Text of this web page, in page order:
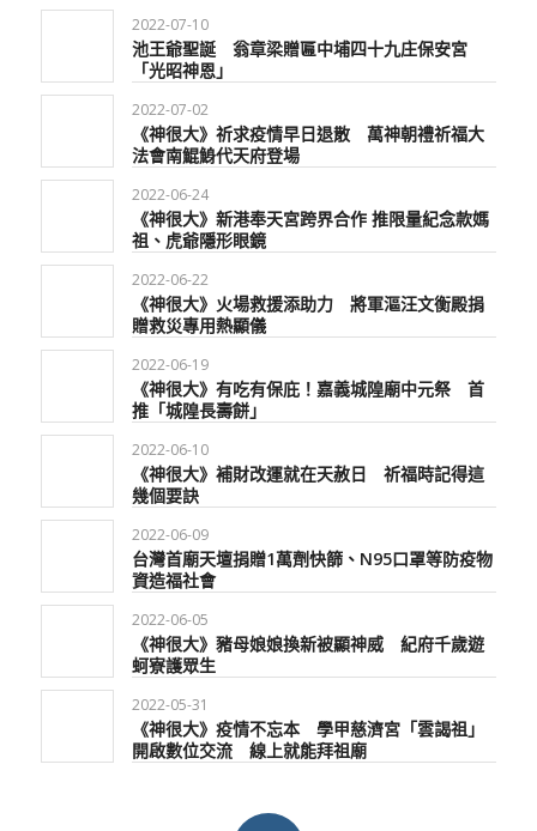
2022-07-10
池王爺聖誕 翁章梁贈匾中埔四十九庄保安宮
「光昭神恩」
2022-07-02
《神很大》祈求疫情早日退散 萬神朝禮祈福大
法會南鯤鯓代天府登場
2022-06-24
《神很大》新港奉天宮跨界合作 推限量紀念款媽
祖、虎爺隱形眼鏡
2022-06-22
《神很大》火場救援添助力 將軍漚汪文衡殿捐
贈救災專用熱顯儀
2022-06-19
《神很大》有吃有保庇！嘉義城隍廟中元祭 首
推「城隍長壽餅」
2022-06-10
《神很大》補財改運就在天赦日 祈福時記得這
幾個要訣
2022-06-09
台灣首廟天壇捐贈1萬劑快篩、N95口罩等防疫物
資造福社會
2022-06-05
《神很大》豬母娘娘換新被顯神威 紀府千歲遊
蚵寮護眾生
2022-05-31
《神很大》疫情不忘本 學甲慈濟宮「雲謁祖」
開啟數位交流 線上就能拜祖廟